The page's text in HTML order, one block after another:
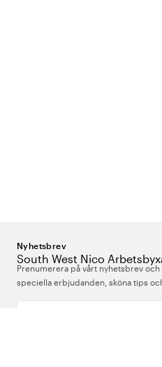
South West Nico
Nyhetsbrev
Prenumerera på vårt nyhetsbrev och
speciella erbjudanden, sköna tips
Ange din e-postadress